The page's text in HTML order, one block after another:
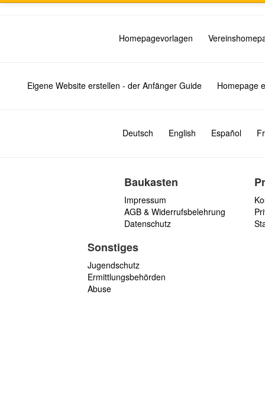
Homepagevorlagen
Eigene Website erstellen - der Anfänger Guide Homepage
Deutsch English Español
Baukasten
Impressum
AGB & Widerrufsbelehrung
Datenschutz
Sonstiges
Jugendschutz
Ermittlungsbehörden
Abuse